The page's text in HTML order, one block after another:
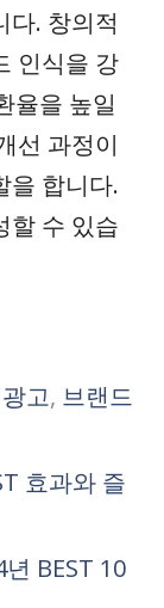
다. 창의적
인식을 강
율을 높일
선 과정이
을 합니다.
할 수 있습
고, 브랜드
효과와 즐
BEST 10